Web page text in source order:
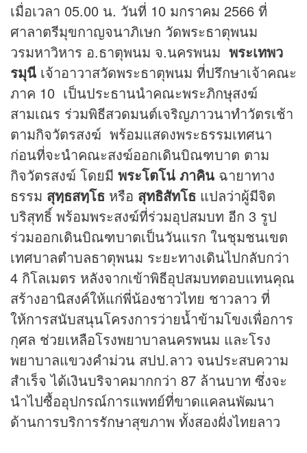
เมื่อเวลา 05.00 น. วันที่ 10 มกราคม 2566 ที่
ศาลาตรีมุขกาญจนาภิเษก วัดพระธาตุพนม
วรมหาวิหาร อ.ธาตุพนม จ.นครพนม พระเทพว
รมุนี เจ้าอาวาสวัดพระธาตุพนม ที่ปรึกษาเจ้าคณะ
ภาค 10 เป็นประธานนำคณะพระภิกษุสงฆ์
สามเณร ร่วมพิธีสวดมนต์เจริญภาวนาทำวัตรเช้า
ตามกิจวัตรสงฆ์ พร้อมแสดงพระธรรมเทศนา
ก่อนที่จะนำคณะสงฆ์ออกเดินบิณฑบาต ตาม
กิจวัตรสงฆ์ โดยมี พระโตโน่ ภาคิน ฉายาทาง
ธรรม สุทฺธสทฺโธ หรือ สุทธิสัทโธ แปลว่าผู้มีจิต
บริสุทธิ์ พร้อมพระสงฆ์ที่ร่วมอุปสมบท อีก 3 รูป
ร่วมออกเดินบิณฑบาตเป็นวันแรก ในชุมชนเขต
เทศบาลตำบลธาตุพนม ระยะทางเดินไปกลับกว่า
4 กิโลเมตร หลังจากเข้าพิธีอุปสมบทตอบแทนคุณ
สร้างอานิสงค์ให้แก่พี่น้องชาวไทย ชาวลาว ที่
ให้การสนับสนุนโครงการว่ายน้ำข้ามโขงเพื่อการ
กุศล ช่วยเหลือโรงพยาบาลนครพนม และโรง
พยาบาลแขวงคำม่วน สปป.ลาว จนประสบความ
สำเร็จ ได้เงินบริจาคมากกว่า 87 ล้านบาท ซึ่งจะ
นำไปซื้ออุปกรณ์การแพทย์ที่ขาดแคลนพัฒนา
ด้านการบริการรักษาสุขภาพ ทั้งสองฝั่งไทยลาว